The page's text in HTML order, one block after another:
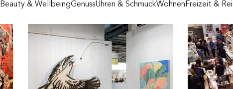
Beauty & WellbeingGenussUhren & SchmuckWohnenFreizeit &